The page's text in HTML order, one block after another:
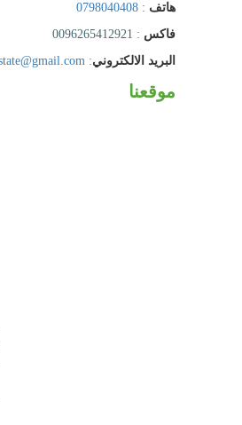
هاتف:
0798040408
فاكس: 0096265412921
البريد الالكتروني:
موقعنا